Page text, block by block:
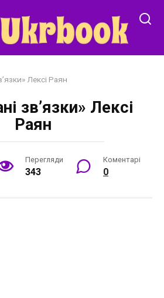
Лексі Раян
зв’язки» Лексі
Раян
Перегляди
343
Коментарі
0